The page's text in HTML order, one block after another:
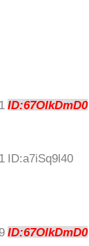
ID:67OlkDmD0
ID:a7iSq9l40
ID:67OlkDmD0